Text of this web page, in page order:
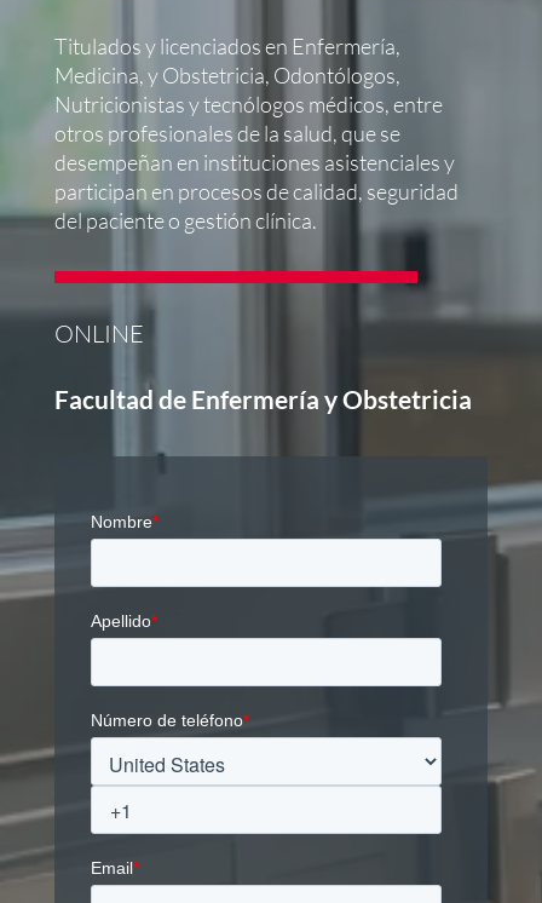
Titulados y licenciados en Enfermería,
Medicina, y Obstetricia, Odontólogos,
Nutricionistas y tecnólogos médicos, entre
otros profesionales de la salud, que se
desempeñan en instituciones asistenciales y
participan en procesos de calidad, seguridad
del paciente o gestión clínica.
ONLINE
Facultad de Enfermería y Obstetricia